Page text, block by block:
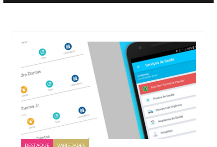
DESTAQUE VARIEDADES